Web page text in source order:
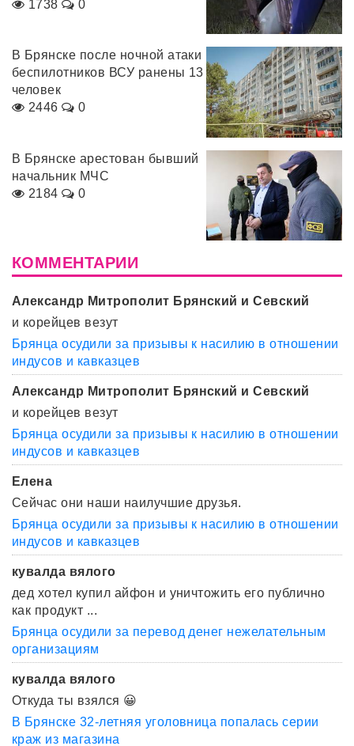
1738 0
В Брянске после ночной атаки
беспилотников ВСУ ранены 13
человек
2446
0
В Брянске арестован бывший
начальник МЧС
2184
0
КОММЕНТАРИИ
Александр Митрополит Брянский и Севский
и корейцев везут
Брянца осудили за призывы к насилию в отношении
индусов и кавказцев
Александр Митрополит Брянский и Севский
и корейцев везут
Брянца осудили за призывы к насилию в отношении
индусов и кавказцев
Елена
Сейчас они наши наилучшие друзья.
Брянца осудили за призывы к насилию в отношении
индусов и кавказцев
кувалда вялого
дед хотел купил айфон и уничтожить его публично
как продукт ...
Брянца осудили за перевод денег нежелательным
организациям
кувалда вялого
Откуда ты взялся 😀
В Брянске 32-летняя уголовница попалась серии
краж из магазина